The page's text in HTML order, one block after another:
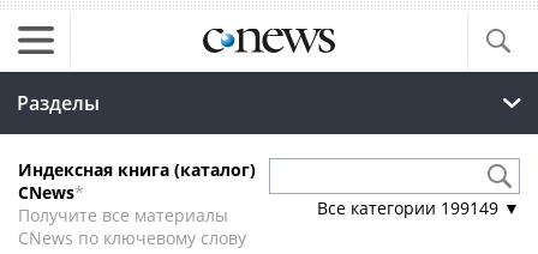
Разделы
Индексная книга (каталог)
CNews*
Получите все материалы
CNews по ключевому слову
Все категории 199149 ▼